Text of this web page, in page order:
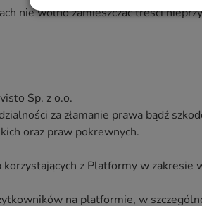
nie wolno zamieszczać treści
Sp. z o.o.
za złamanie prawa bądź
oraz praw pokrewnych.
z Platformy w zakresie
na platformie, w